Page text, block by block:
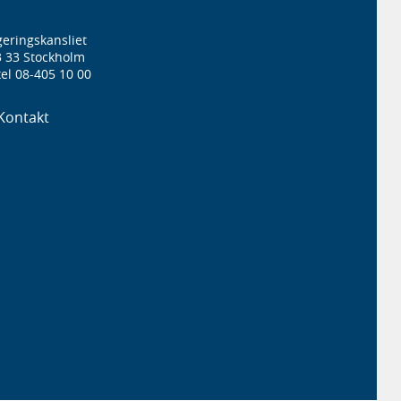
33 Stockholm
08-405 10 00